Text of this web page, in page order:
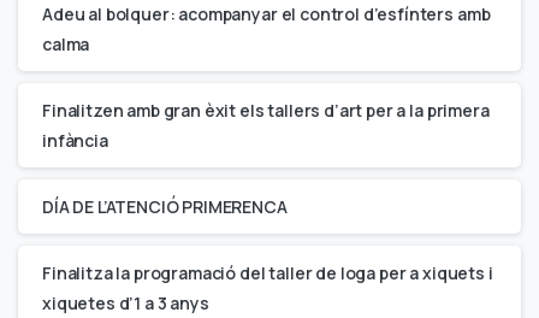
Adeu al bolquer: acompanyar el control d’esfínters amb
calma
Finalitzen amb gran èxit els tallers d’art per a la primera
infància
DÍA DE L’ATENCIÓ PRIMERENCA
Finalitza la programació del taller de Ioga per a xiquets i
xiquetes d’1 a 3 anys